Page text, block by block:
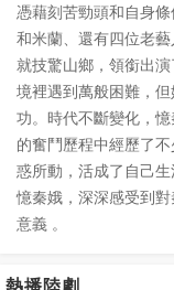
憑藉刻苦勁頭和自身
和米蘭、還有四位老
就技驚山鄉，領銜出
境裡遇到萬般困難，
功。時代不斷變化，
的奮鬥歷程中經歷了
惑所動，活成了自己
憶秦娥，深深感受到
意義 。